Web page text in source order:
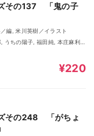
その137 「鬼の子
編, 米川英樹／イラスト
¥220
その248 「がちょ